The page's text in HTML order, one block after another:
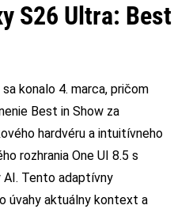
S26 Ultra: Best
konalo 4. marca, pričom
Best in Show za
hardvéru a intuitívneho
rozhrania One UI 8.5 s
AI. Tento adaptívny
úvahy aktuálny kontext a